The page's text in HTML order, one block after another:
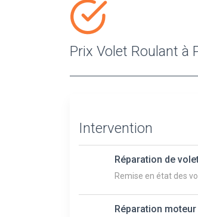
Prix Volet Roulant à
Intervention
Réparation de
Remise en état des
Réparation